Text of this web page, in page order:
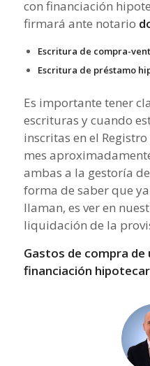
con financiación
firmará ante notario
Escritura de compra-
Escritura de préstamo
Es importante tener
escrituras y cuando
inscritas en el
mes
ambas a la gestoría
forma de saber que
llaman, es ver en
liquidación de la
Gastos de compra de
financiación